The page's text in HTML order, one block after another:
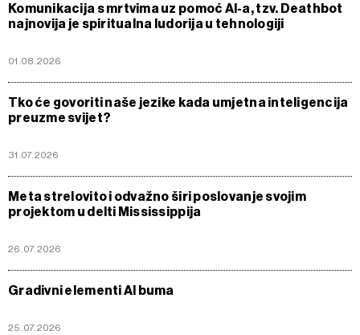
Komunikacija s mrtvima uz pomoć AI-a, tzv. Deathbot
najnovija je spiritualna ludorija u tehnologiji
01.08.2026
Tko će govoriti naše jezike kada umjetna inteligencija
preuzme svijet?
31.07.2026
Meta strelovito i odvažno širi poslovanje svojim
projektom u delti Mississippija
26.07.2026
Gradivni elementi AI buma
25.07.2026